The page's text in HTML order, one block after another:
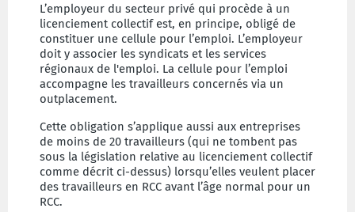
L’employeur du secteur privé qui procède à un
licenciement collectif est, en principe, obligé de
constituer une cellule pour l’emploi. L’employeur
doit y associer les syndicats et les services
régionaux de l'emploi. La cellule pour l’emploi
accompagne les travailleurs concernés via un
outplacement.
Cette obligation s’applique aussi aux entreprises
de moins de 20 travailleurs (qui ne tombent pas
sous la législation relative au licenciement collectif
comme décrit ci-dessus) lorsqu’elles veulent placer
des travailleurs en RCC avant l’âge normal pour un
RCC.